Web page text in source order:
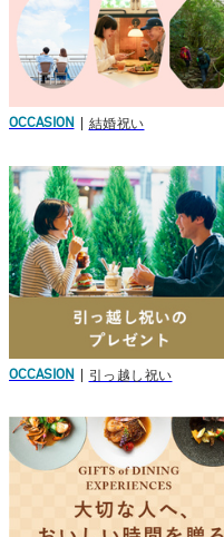
OCCASION 結婚祝い
OCCASION 引っ越し祝い